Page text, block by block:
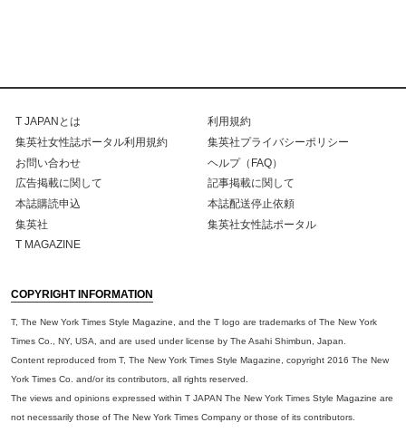
T JAPANとは
利用規約
集英社女性誌ポータル利用規約
集英社プライバシーポリシー
お問い合わせ
ヘルプ（FAQ）
広告掲載に関して
記事掲載に関して
本誌購読申込
本誌配送停止依頼
集英社
集英社女性誌ポータル
T MAGAZINE
COPYRIGHT INFORMATION
T, The New York Times Style Magazine, and the T logo are trademarks of The New York
Times Co., NY, USA, and are used under license by The Asahi Shimbun, Japan.
Content reproduced from T, The New York Times Style Magazine, copyright 2016 The New
York Times Co. and/or its contributors, all rights reserved.
The views and opinions expressed within T JAPAN The New York Times Style Magazine are
not necessarily those of The New York Times Company or those of its contributors.